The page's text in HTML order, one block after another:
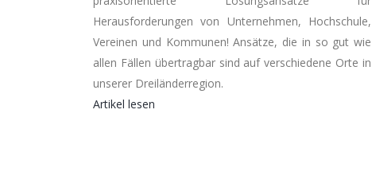
Herausforderungen von Unternehmen, Hochschule,
Vereinen und Kommunen! Ansätze, die in so gut wie
allen Fällen übertragbar sind auf verschiedene Orte in
unserer Dreiländerregion.
Artikel lesen